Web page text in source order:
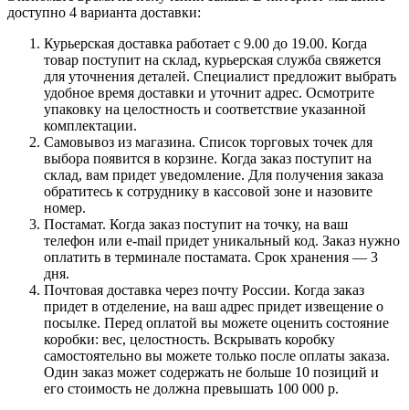
доступно 4 варианта доставки:
Курьерская доставка работает с 9.00 до 19.00. Когда
товар поступит на склад, курьерская служба свяжется
для уточнения деталей. Специалист предложит выбрать
удобное время доставки и уточнит адрес. Осмотрите
упаковку на целостность и соответствие указанной
комплектации.
Самовывоз из магазина. Список торговых точек для
выбора появится в корзине. Когда заказ поступит на
склад, вам придет уведомление. Для получения заказа
обратитесь к сотруднику в кассовой зоне и назовите
номер.
Постамат. Когда заказ поступит на точку, на ваш
телефон или e-mail придет уникальный код. Заказ нужно
оплатить в терминале постамата. Срок хранения — 3
дня.
Почтовая доставка через почту России. Когда заказ
придет в отделение, на ваш адрес придет извещение о
посылке. Перед оплатой вы можете оценить состояние
коробки: вес, целостность. Вскрывать коробку
самостоятельно вы можете только после оплаты заказа.
Один заказ может содержать не больше 10 позиций и
его стоимость не должна превышать 100 000 р.